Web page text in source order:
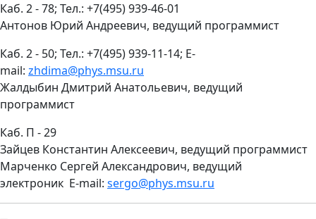
Каб. 2 - 78; Тел.: +7(495) 939-46-01
Антонов Юрий Андреевич, ведущий программист
Каб. 2 - 50; Тел.: +7(495) 939-11-14; E-
mail: zhdima@phys.msu.ru
Жалдыбин Дмитрий Анатольевич, ведущий
программист
Каб. П - 29
Зайцев Константин Алексеевич, ведущий программист
Марченко Сергей Александрович, ведущий
электроник E-mail: sergo@phys.msu.ru